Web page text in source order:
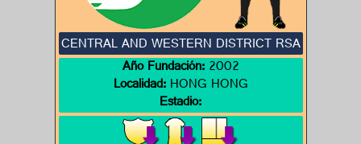
CENTRAL AND WESTERN DISTRICT RSA
Año Fundación:2002
Localidad:HONG HONG
Estadio: